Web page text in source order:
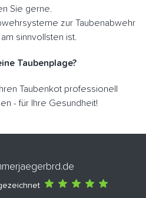
Sie gerne.
zur Taubenabwehr
sinnvollsten ist.
Taubenplage?
Taubenkot professionell
- für Ihre Gesundheit!